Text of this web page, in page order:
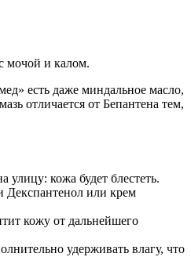
мочой и калом.
есть даже миндальное масло,
отличается от Бепантена тем,
кожа будет блестеть.
Декспантенол или крем
кожу от дальнейшего
удерживать влагу, что